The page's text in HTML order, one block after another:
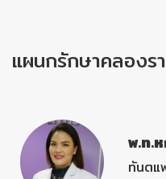
แผนกรักษาคลองร
พ.ท.
ทันตแ